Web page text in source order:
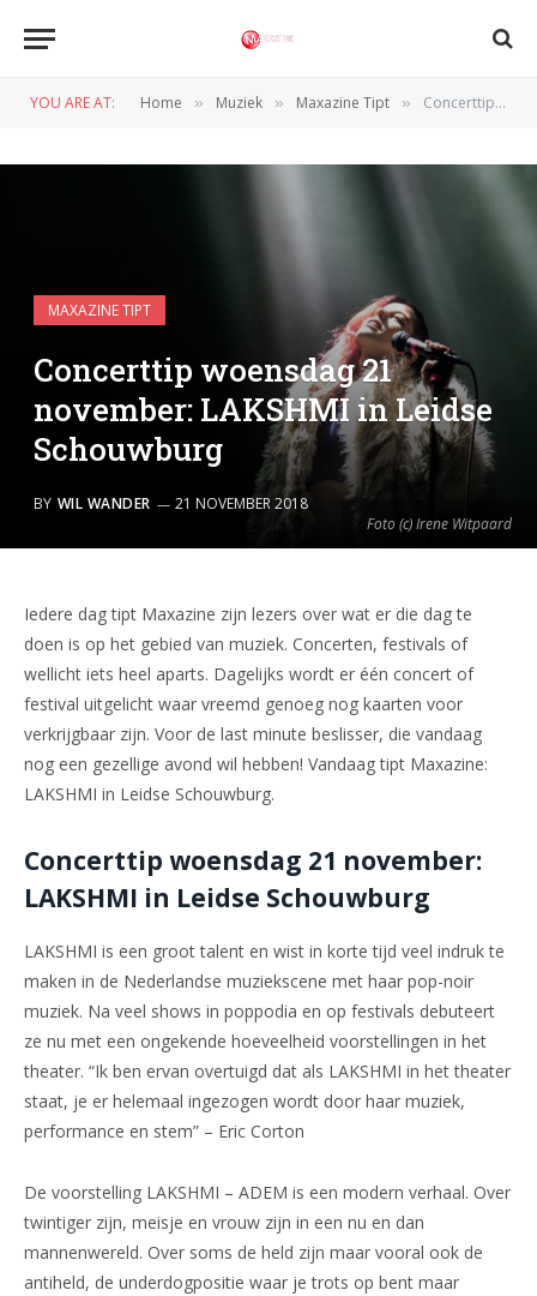
YOU ARE AT: Home » Muziek » Maxazine Tipt » Concerttip woensdag 21 november: LAKSHMI in Leidse Schouwburg
Foto (c) Irene Witpaard
MAXAZINE TIPT
Concerttip woensdag 21
november: LAKSHMI in Leidse
Schouwburg
BY WIL WANDER 21 NOVEMBER 2018
Iedere dag tipt Maxazine zijn lezers over wat er die dag te
doen is op het gebied van muziek. Concerten, festivals of
wellicht iets heel aparts. Dagelijks wordt er één concert of
festival uitgelicht waar vreemd genoeg nog kaarten voor
verkrijgbaar zijn. Voor de last minute beslisser, die vandaag
nog een gezellige avond wil hebben! Vandaag tipt Maxazine:
LAKSHMI in Leidse Schouwburg.
Concerttip woensdag 21 november:
LAKSHMI in Leidse Schouwburg
LAKSHMI is een groot talent en wist in korte tijd veel indruk te
maken in de Nederlandse muziekscene met haar pop-noir
muziek. Na veel shows in poppodia en op festivals debuteert
ze nu met een ongekende hoeveelheid voorstellingen in het
theater. “Ik ben ervan overtuigd dat als LAKSHMI in het theater
staat, je er helemaal ingezogen wordt door haar muziek,
performance en stem” – Eric Corton
De voorstelling LAKSHMI – ADEM is een modern verhaal. Over
twintiger zijn, meisje en vrouw zijn in een nu en dan
mannenwereld. Over soms de held zijn maar vooral ook de
antiheld, de underdogpositie waar je trots op bent maar